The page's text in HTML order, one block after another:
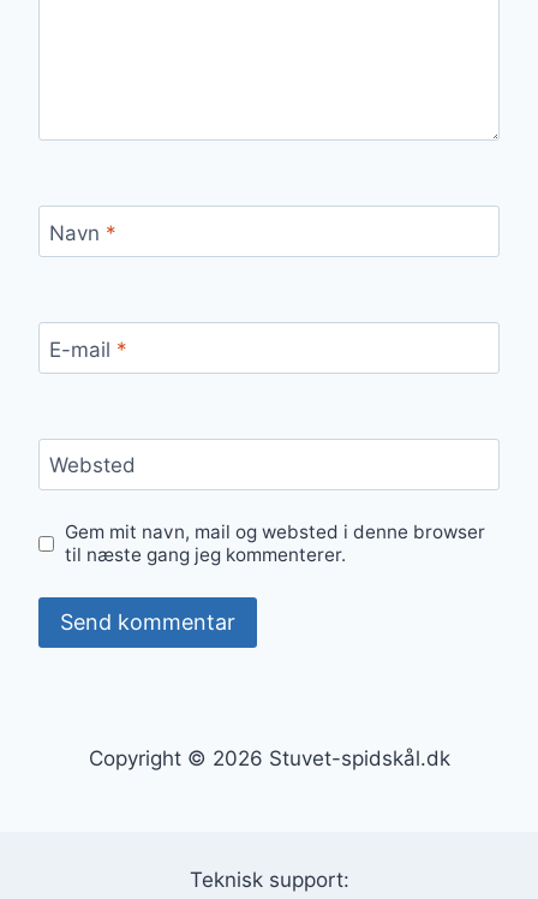
Navn *
E-mail *
Websted
Gem mit navn, mail og websted i denne browser
til næste gang jeg kommenterer.
Copyright © 2026 Stuvet-spidskål.dk
Teknisk support: